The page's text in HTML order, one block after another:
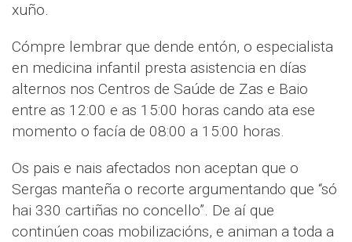
xuño.
Cómpre lembrar que dende entón, o especialista
en medicina infantil presta asistencia en días
alternos nos Centros de Saúde de Zas e Baio
entre as 12:00 e as 15:00 horas cando ata ese
momento o facía de 08:00 a 15:00 horas.
Os pais e nais afectados non aceptan que o
Sergas manteña o recorte argumentando que “só
hai 330 cartiñas no concello”. De aí que
continúen coas mobilizacións, e animan a toda a